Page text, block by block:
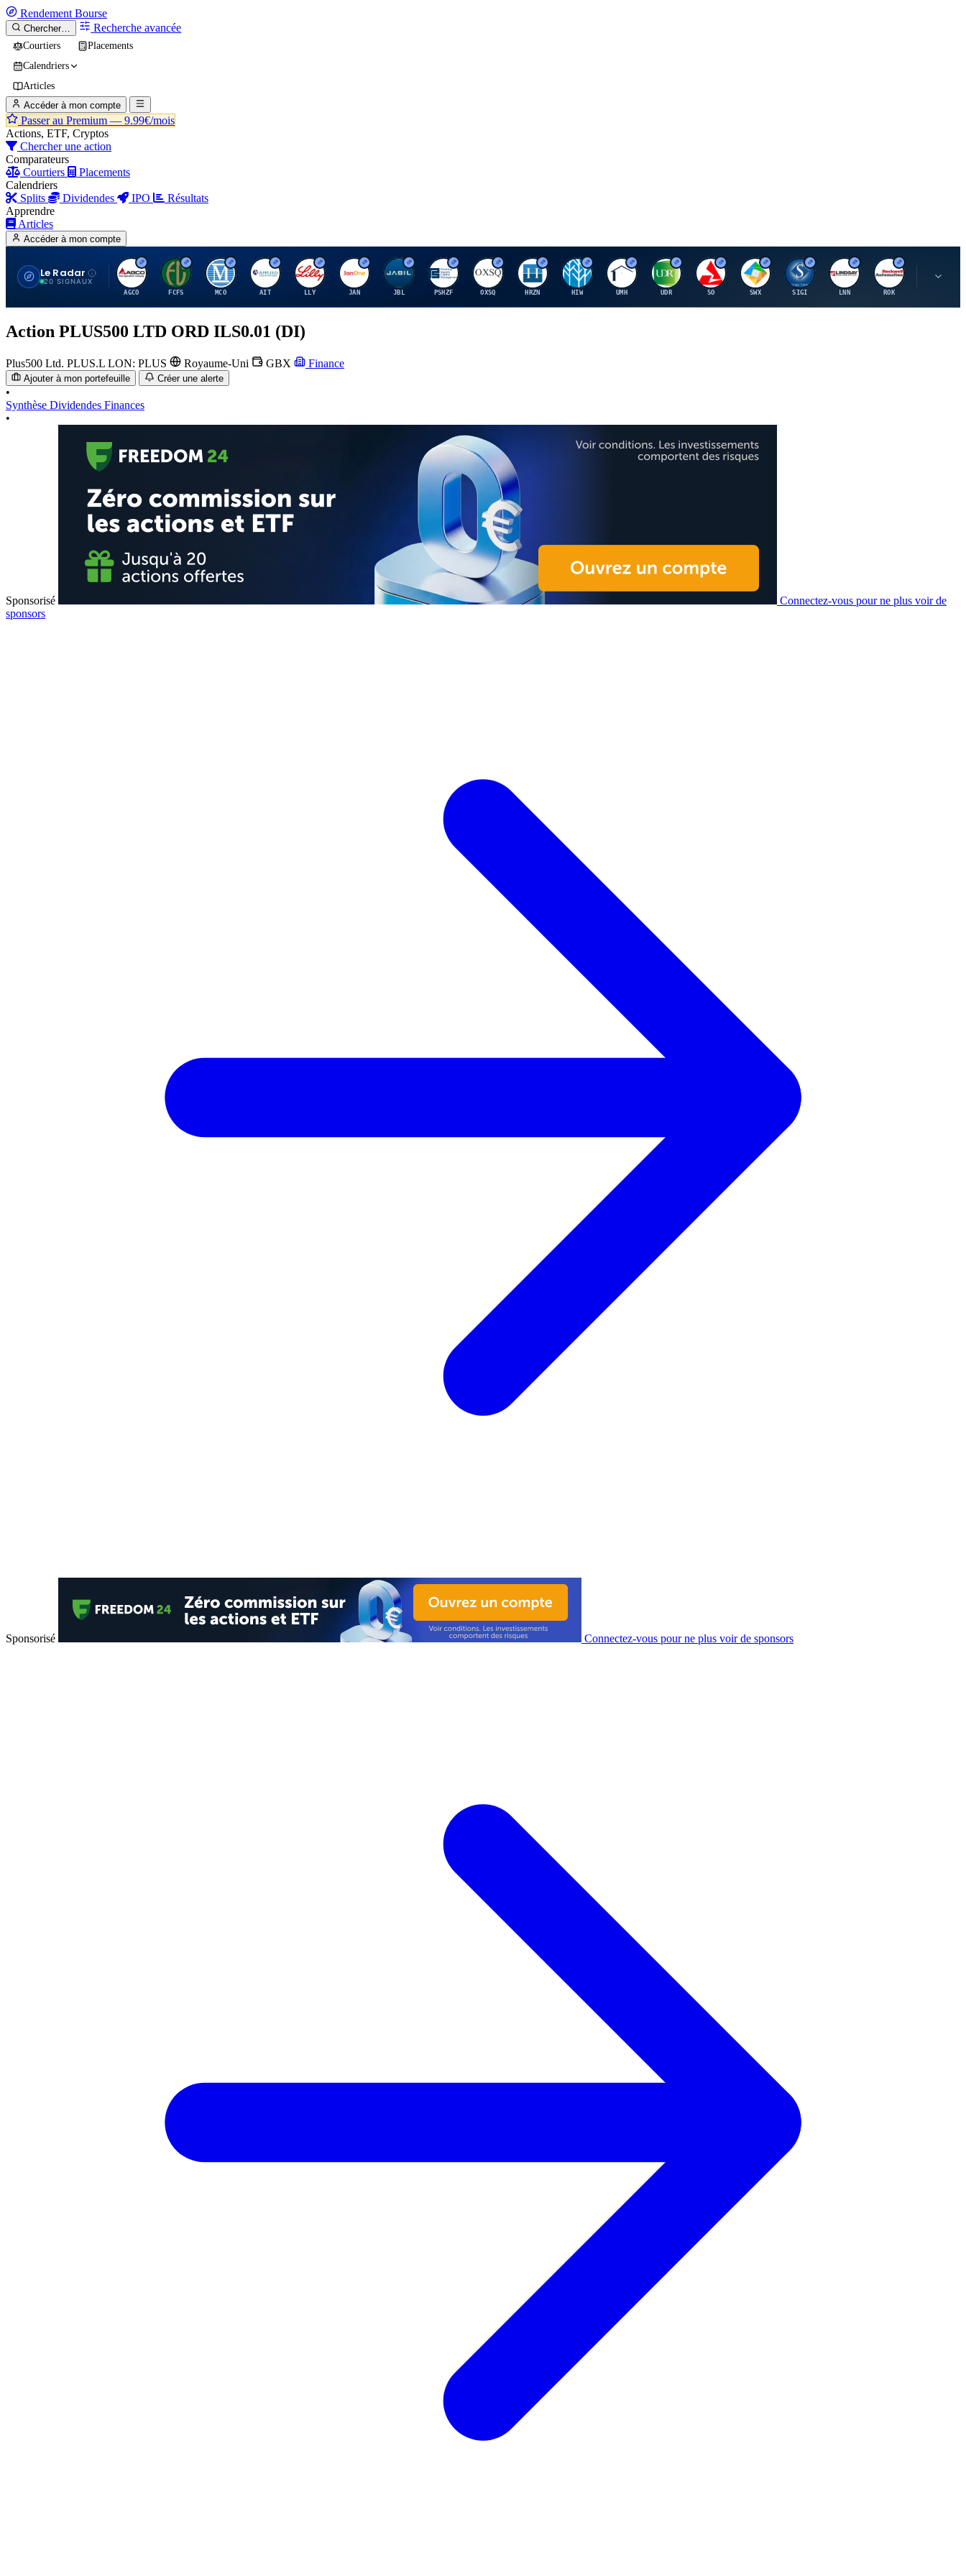
Rendement Bourse
Chercher… Recherche avancée
Courtiers
Placements
Calendriers
Articles
Accéder à mon compte
Passer au Premium — 9.99€/mois
Actions, ETF, Cryptos
Chercher une action
Comparateurs
Courtiers
Placements
Calendriers
Splits
Dividendes IPO
Résultats
Apprendre
Articles
Accéder à mon compte
Le Radar
20 SIGNAUX
A
AGCO
F
FCFS
M
MCO
A
AIT
E
LLY
J
JAN
J
JBL
P
PSHZF
O
OXSQ
H
HRZN
H
HIW
U
UMH
U
UDR
S
SO
S
SWX
S
SIGI
L
LNN
R
ROK
P
Action PLUS500 LTD ORD ILS0.01 (DI)
Plus500 Ltd. PLUS.L LON: PLUS Royaume-Uni GBX Finance
Ajouter à mon portefeuille Créer une alerte
•
Synthèse Dividendes Finances
•
Sponsorisé
Connectez-vous pour ne plus voir de
sponsors
Sponsorisé Connectez-vous pour ne plus voir de sponsors